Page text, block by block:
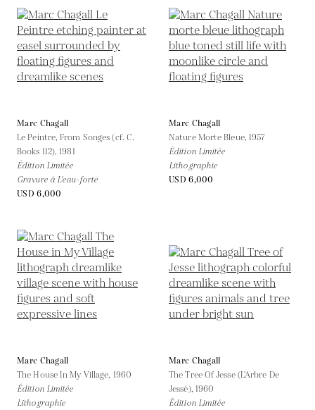
Marc Chagall
Le Peintre, From Songes (cf. C.
Books 112),1981
Édition Limitée
Gravure à L'eau-forte
USD 6,000
Marc Chagall
Nature Morte Bleue, 1957
Édition Limitée
Lithographie
USD 6,000
Marc Chagall
The House In My Village, 1960
Édition Limitée
Lithographie
Marc Chagall
The Tree Of Jesse (L'Arbre De
Jessé), 1960
Édition Limitée